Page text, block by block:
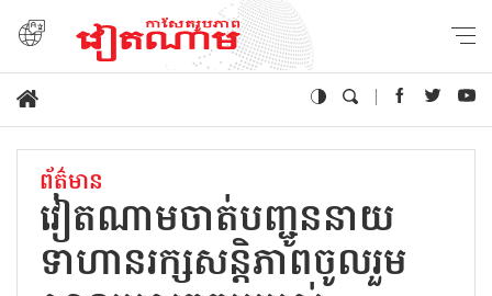
ព័ត៌មាន
វៀតណាមចាត់បញ្ជូននាយ
ទាហាន​រក្សសន្តិភាព​ចូលរួម​